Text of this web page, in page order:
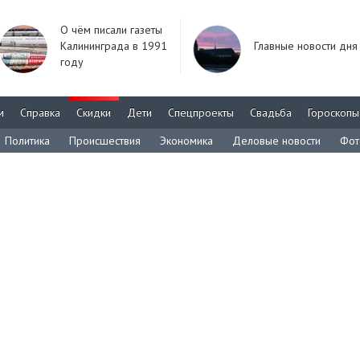
О чём писали газеты
Калининграда в 1991
году
Главные новости дня
Справка Скидки Дети Спецпроекты Свадьба
Гороскопы
Политика
Происшествия Экономика Деловые новости